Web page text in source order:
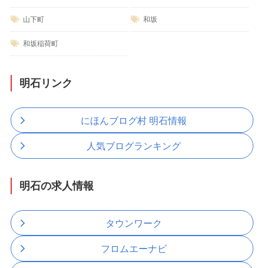
山下町 和坂
和坂稲荷町
明石リンク
にほんブログ村 明石情報
人気ブログランキング
明石の求人情報
タウンワーク
フロムエーナビ